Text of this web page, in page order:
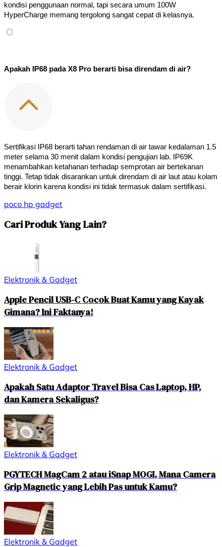
kondisi penggunaan normal, tapi secara umum 100W
HyperCharge memang tergolong sangat cepat di kelasnya.
Apakah IP68 pada X8 Pro berarti bisa direndam di air?
Sertifikasi IP68 berarti tahan rendaman di air tawar kedalaman 1.5
meter selama 30 menit dalam kondisi pengujian lab. IP69K
menambahkan ketahanan terhadap semprotan air bertekanan
tinggi. Tetap tidak disarankan untuk direndam di air laut atau kolam
berair klorin karena kondisi ini tidak termasuk dalam sertifikasi.
poco hp gadget
Cari Produk Yang Lain?
Elektronik & Gadget
Apple Pencil USB-C Cocok Buat Kamu yang Kayak
Gimana? Ini Faktanya!
Elektronik & Gadget
Apakah Satu Adaptor Travel Bisa Cas Laptop, HP,
dan Kamera Sekaligus?
Elektronik & Gadget
PGYTECH MagCam 2 atau iSnap MOGI, Mana Camera
Grip Magnetic yang Lebih Pas untuk Kamu?
Elektronik & Gadget